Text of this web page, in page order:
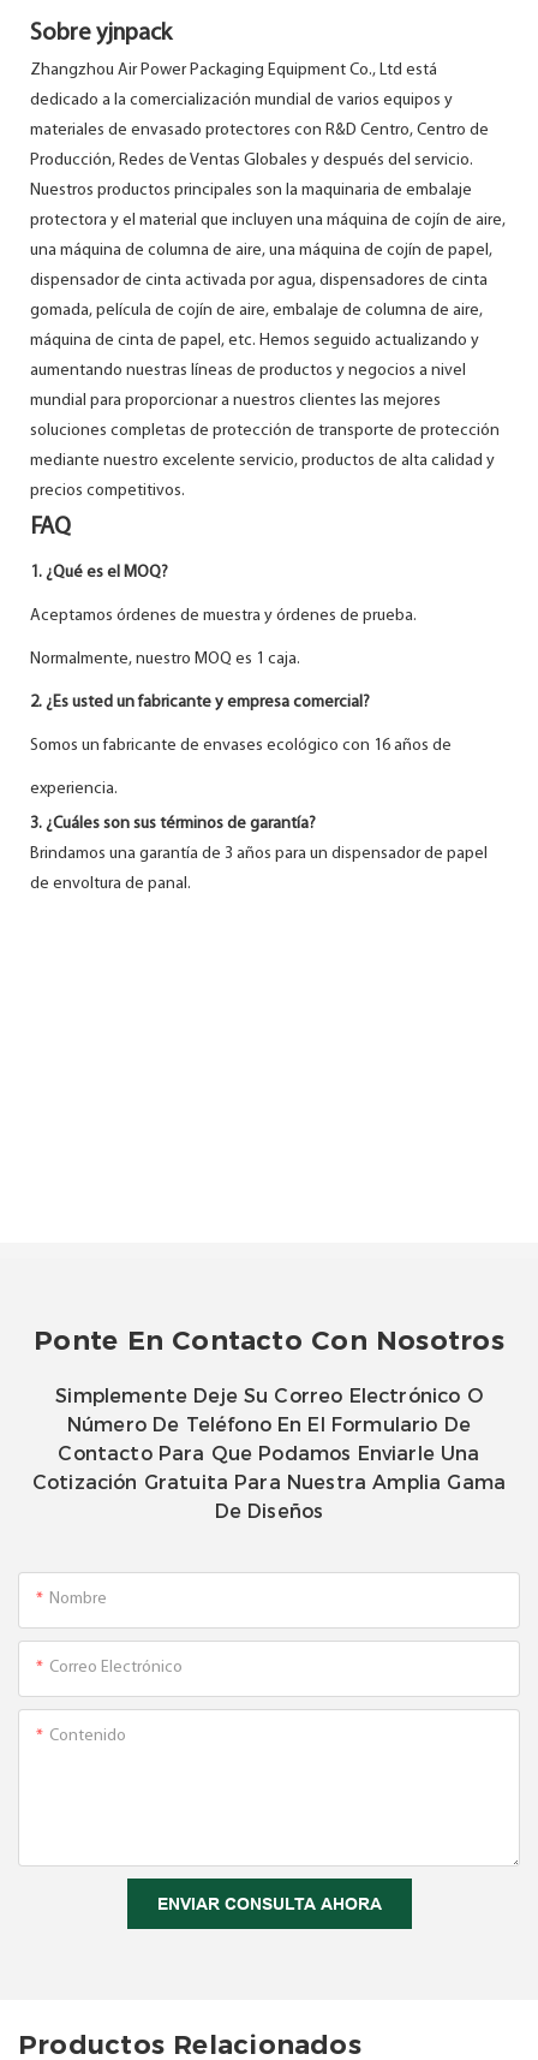
Sobre yjnpack
Zhangzhou Air Power Packaging Equipment Co., Ltd está
dedicado a la comercialización mundial de varios equipos y
materiales de envasado protectores con R&D Centro, Centro de
Producción, Redes de Ventas Globales y después del servicio.
Nuestros productos principales son la maquinaria de embalaje
protectora y el material que incluyen una máquina de cojín de aire,
una máquina de columna de aire, una máquina de cojín de papel,
dispensador de cinta activada por agua, dispensadores de cinta
gomada, película de cojín de aire, embalaje de columna de aire,
máquina de cinta de papel, etc. Hemos seguido actualizando y
aumentando nuestras líneas de productos y negocios a nivel
mundial para proporcionar a nuestros clientes las mejores
soluciones completas de protección de transporte de protección
mediante nuestro excelente servicio, productos de alta calidad y
precios competitivos.
FAQ
1. ¿Qué es el MOQ?
Aceptamos órdenes de muestra y órdenes de prueba.
Normalmente, nuestro MOQ es 1 caja.
2. ¿Es usted un fabricante y empresa comercial?
Somos un fabricante de envases ecológico con 16 años de
experiencia.
3. ¿Cuáles son sus términos de garantía?
Brindamos una garantía de 3 años para un dispensador de papel
de envoltura de panal.
Ponte En Contacto Con Nosotros
Simplemente Deje Su Correo Electrónico O
Número De Teléfono En El Formulario De
Contacto Para Que Podamos Enviarle Una
Cotización Gratuita Para Nuestra Amplia Gama
De Diseños
Nombre
Correo Electrónico
Contenido
ENVIAR CONSULTA AHORA
Productos Relacionados